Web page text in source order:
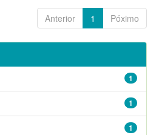
Anterior 1 Póximo
1
1
1